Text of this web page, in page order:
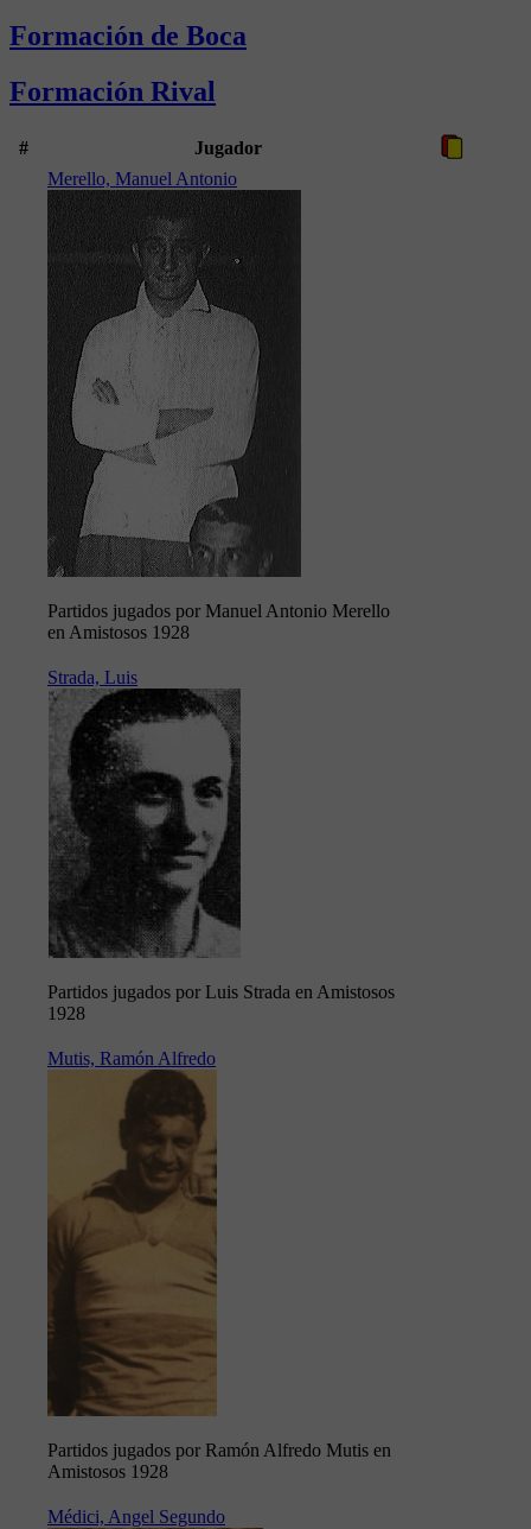
Formación de Boca
Formación Rival
#
Jugador
Merello, Manuel Antonio
Partidos jugados por Manuel Antonio Merello
en Amistosos 1928
Strada, Luis
Partidos jugados por Luis Strada en Amistosos
1928
Mutis, Ramón Alfredo
Partidos jugados por Ramón Alfredo Mutis en
Amistosos 1928
Médici, Angel Segundo